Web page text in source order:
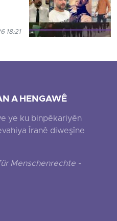
18:21
A HENGAWÊ
ye ku binpêkariyên
Îranê diweşîne
Menschenrechte -